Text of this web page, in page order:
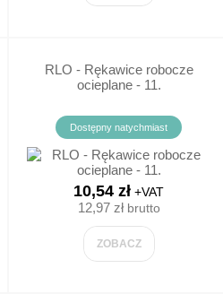
/ ZIMOWE
/ KLAPKI
ROBOCZE
SPAWALNICZE
RLO - Rękawice robocze
ocieplane - 11.
Dostępny natychmiast
10,54 zł +VAT
12,97 złbrutto
ZOBACZ